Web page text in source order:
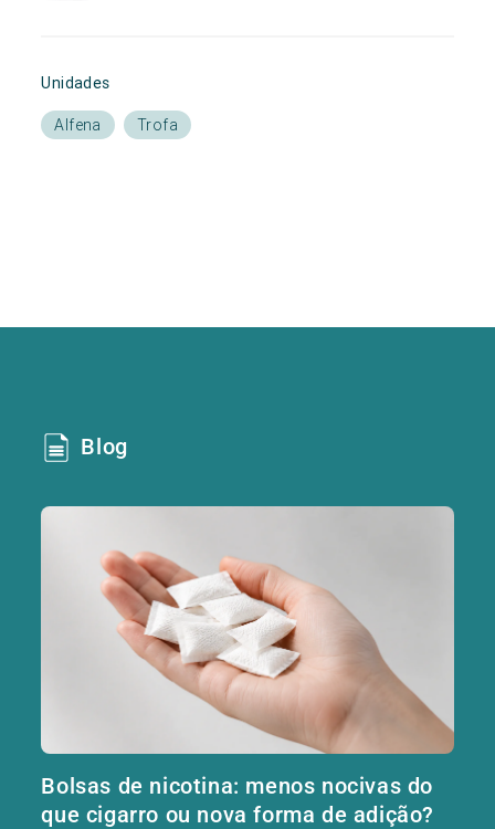
Unidades
Alfena Trofa
Blog
Bolsas de nicotina: menos nocivas do
que cigarro ou nova forma de adição?